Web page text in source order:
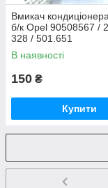
Вмикач
б/к Opel 90508567 /
328 / 501.651
В наявності
150 ₴
Купити